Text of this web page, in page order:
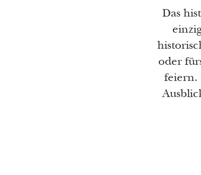
Das
oder
feiern.